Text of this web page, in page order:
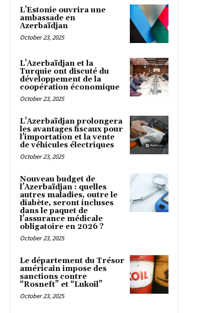
L’Estonie ouvrira une
ambassade en
Azerbaïdjan
October 23, 2025
L’Azerbaïdjan et la
Turquie ont discuté du
développement de la
coopération économique
October 23, 2025
L’Azerbaïdjan prolongera
les avantages fiscaux pour
l’importation et la vente
de véhicules électriques
October 23, 2025
Nouveau budget de
l’Azerbaïdjan : quelles
autres maladies, outre le
diabète, seront incluses
dans le paquet de
l’assurance médicale
obligatoire en 2026 ?
October 23, 2025
Le département du Trésor
américain impose des
sanctions contre
“Rosneft” et “Lukoil”
October 23, 2025